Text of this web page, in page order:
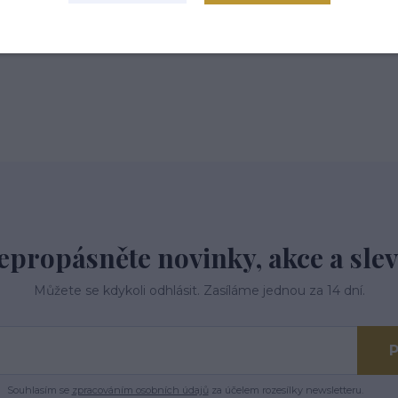
novinky, akce a
Můžete se kdykoli odhlásit. Zasíláme jednou za 14 dní.
Souhlasím se zpracováním osobních údajů za účelem rozesílky newsletteru.